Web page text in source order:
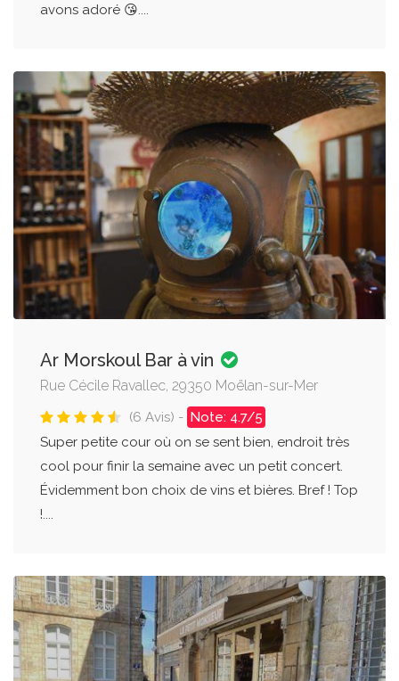
avons adoré 😘....
Ar Morskoul Bar à vin
Rue Cécile Ravallec, 29350 Moëlan-sur-Mer
(6 Avis) - Note: 4.7/5
Super petite cour où on se sent bien, endroit très
cool pour finir la semaine avec un petit concert.
Évidemment bon choix de vins et bières. Bref ! Top
!....